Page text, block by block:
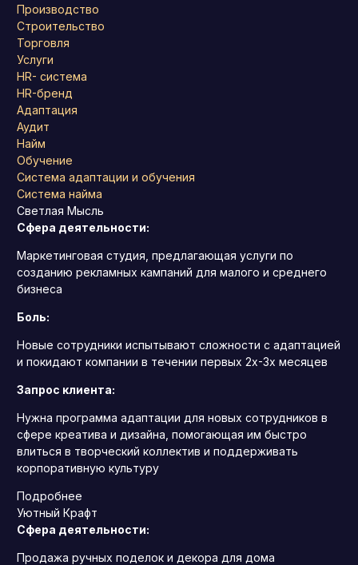
Производство
Строительство
Торговля
Услуги
HR- система
HR-бренд
Адаптация
Аудит
Найм
Обучение
Система адаптации и обучения
Система найма
Светлая Мысль
Сфера деятельности:
Маркетинговая студия, предлагающая услуги по
созданию рекламных кампаний для малого и среднего
бизнеса
Боль:
Новые сотрудники испытывают сложности с адаптацией
и покидают компании в течении первых 2х-3х месяцев
Запрос клиента:
Нужна программа адаптации для новых сотрудников в
сфере креатива и дизайна, помогающая им быстро
влиться в творческий коллектив и поддерживать
корпоративную культуру
Подробнее
Уютный Крафт
Сфера деятельности:
Продажа ручных поделок и декора для дома